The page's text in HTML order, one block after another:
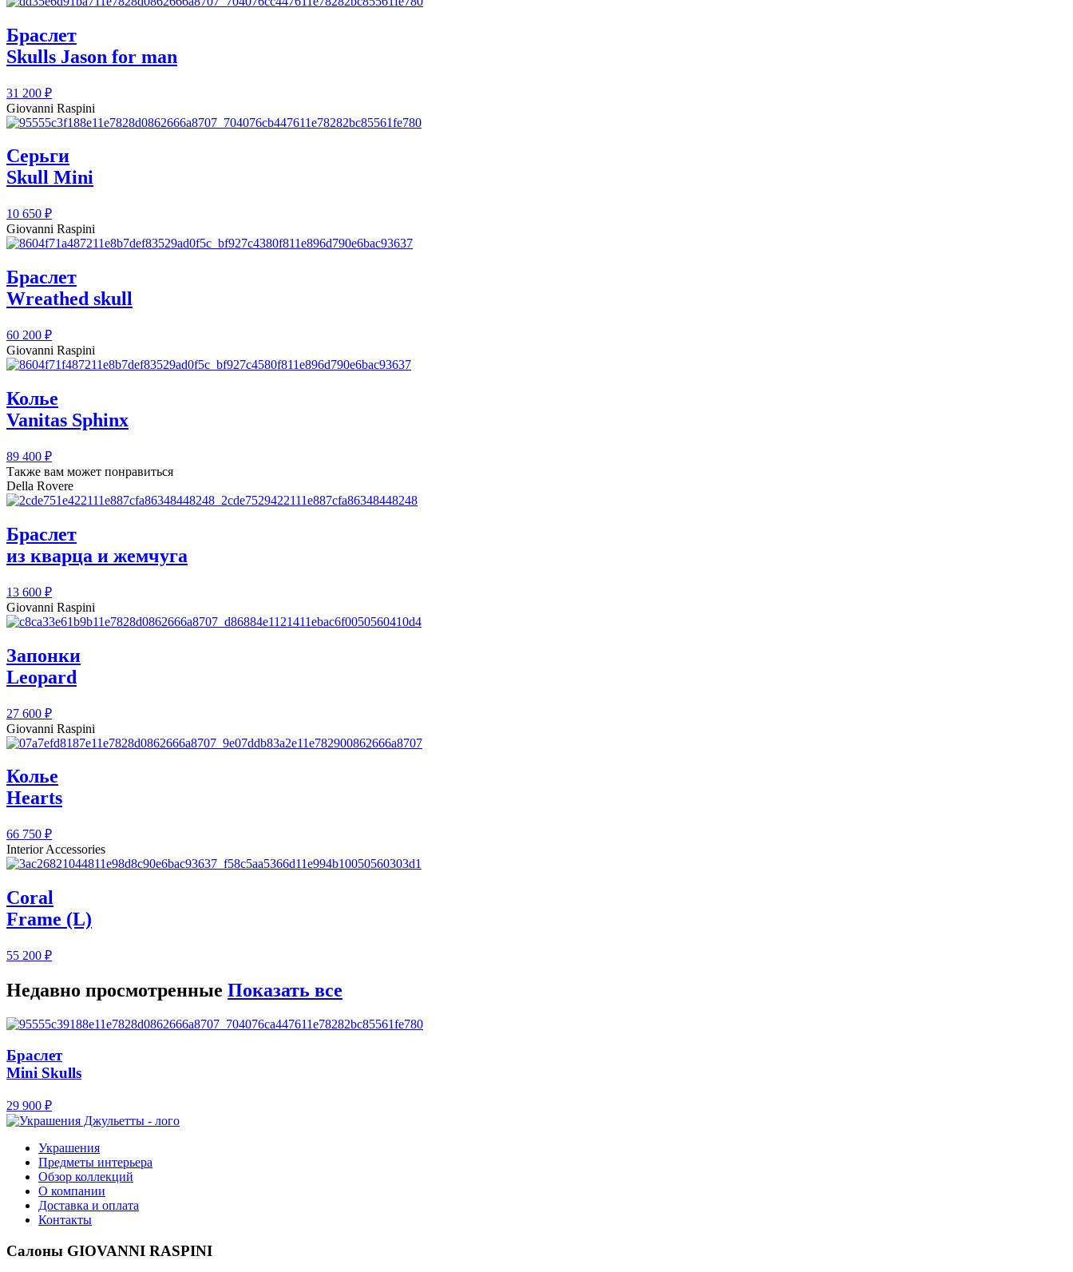
Браслет
Skulls Jason for man
31 200 ₽
Giovanni Raspini
Серьги
Skull Mini
10 650 ₽
Giovanni Raspini
Браслет
Wreathed skull
60 200 ₽
Giovanni Raspini
Колье
Vanitas Sphinx
89 400 ₽
Также вам может понравиться
Della Rovere
Браслет
из кварца и жемчуга
13 600 ₽
Giovanni Raspini
Запонки
Leopard
27 600 ₽
Giovanni Raspini
Колье
Hearts
66 750 ₽
Interior Accessories
Coral
Frame (L)
55 200 ₽
Недавно просмотренные Показать все
Браслет
Mini Skulls
29 900 ₽
Украшения
Предметы интерьера
Обзор коллекций
О компании
Доставка и оплата
Контакты
Салоны GIOVANNI RASPINI